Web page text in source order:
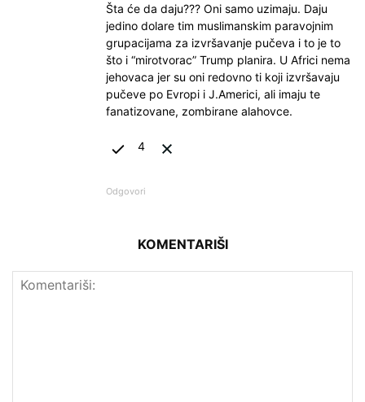
Šta će da daju??? Oni samo uzimaju. Daju
jedino dolare tim muslimanskim paravojnim
grupacijama za izvršavanje pučeva i to je to
što i “mirotvorac” Trump planira. U Africi nema
jehovaca jer su oni redovno ti koji izvršavaju
pučeve po Evropi i J.Americi, ali imaju te
fanatizovane, zombirane alahovce.
4
Odgovori
KOMENTARIŠI